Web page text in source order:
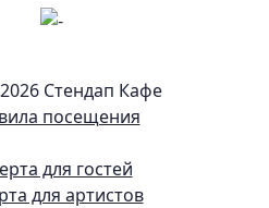
2026 Стендап Кафе
посещения
для гостей
для артистов